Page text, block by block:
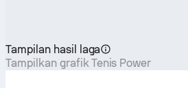
Tampilan hasil laga
Tampilkan grafik Tenis Power